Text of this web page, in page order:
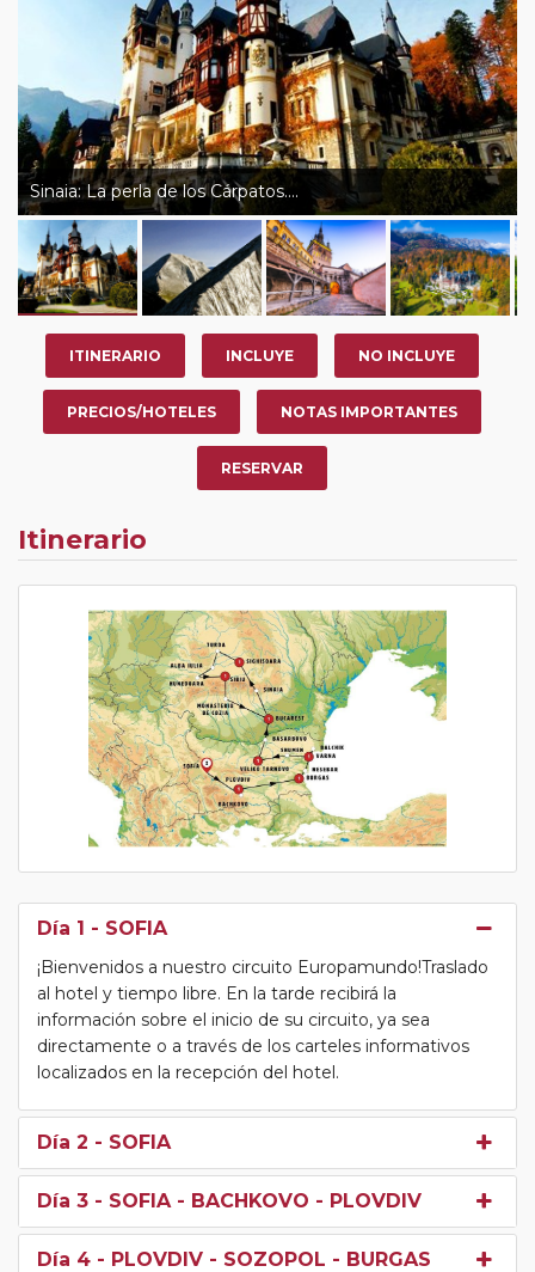
fundamental que el circuito tenga salida posterior a la
fecha escogida y permita la salida deseada. El
suplemento por parada efectuada es de 40 Euros/52
Dólares por persona. Si la parada se realiza para tomar
otro circuito del mismo proveedor no se abonará este
suplemento.
Pasajero Club:este circuito, en cualquier época del
año, ofrece a los pasajeros que ya hayan viajado con
nosotros en los últimos 3 años y que pertenezcan a
nuestro Club de Pasajeros (cuya obtención se realiza
tras rellenar el cuestionario de satisfacción en "Mi viaje")
o los que estén en luna de miel contarán con un
descuento del 5%.
Sinaia: La perla de los Cárpatos….
ITINERARIO INCLUYE NO INCLUYE
PRECIOS/HOTELES NOTAS IMPORTANTES
RESERVAR
Itinerario
Día 1 - SOFIA
¡Bienvenidos a nuestro circuito Europamundo!Traslado
al hotel y tiempo libre. En la tarde recibirá la
información sobre el inicio de su circuito, ya sea
directamente o a través de los carteles informativos
localizados en la recepción del hotel.
Día 2 - SOFIA
Día 3 - SOFIA - BACHKOVO - PLOVDIV
Día 4 - PLOVDIV - SOZOPOL - BURGAS